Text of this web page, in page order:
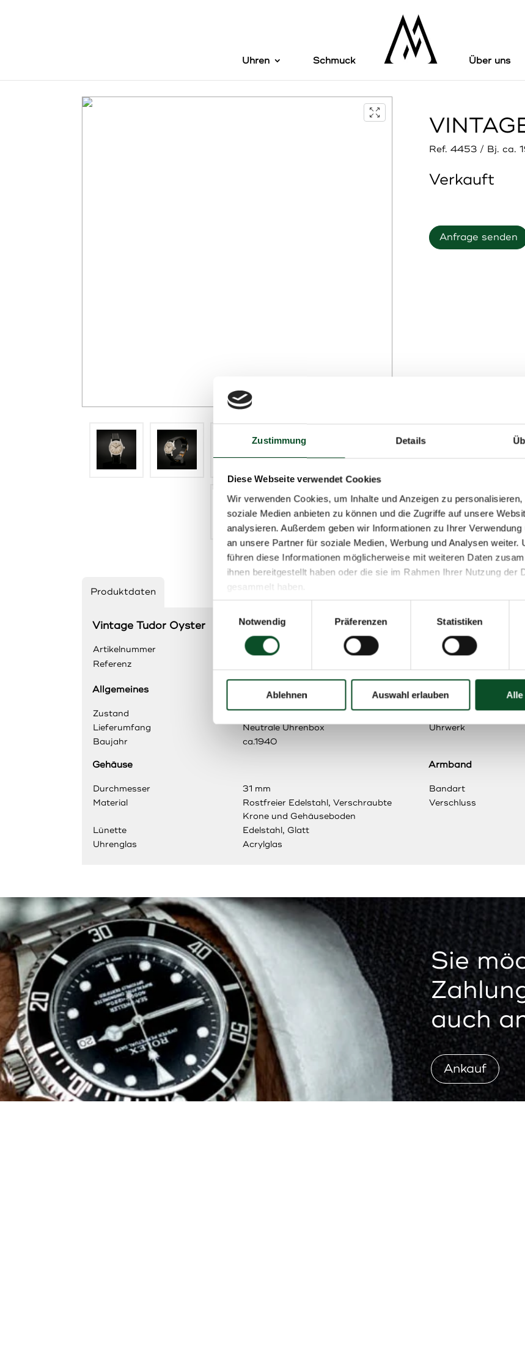
Zustimmung Details
Diese Webseite verwendet Cookies
Wir verwenden Cookies, um Inhalte und Anzeigen zu
soziale Medien anbieten zu können und die Zugriffe auf unsere
analysieren. Außerdem geben wir Informationen zu Ihrer
an unsere Partner für soziale Medien, Werbung und Analysen weiter.
führen diese Informationen möglicherweise mit weiteren Daten
ihnen bereitgestellt haben oder die sie im Rahmen Ihrer Nutzung der
gesammelt haben.
Notwendig
Präferenzen Statistiken
Ablehnen Auswahl erlauben Alle
Uhren Schmuck Über uns
Ref. 4453 / Bj. ca.
Verkauft
Anfrage senden
Produktdaten
Vintage Tudor Oyster
Artikelnummer
R3244-0122
Referenz
Allgemeines
Zustand
Vintage
Lieferumfang
Neutrale Uhrenbox
Baujahr
ca.1940
Technische Merkmale
Technische
Uhrwerk
Gehäuse
Durchmesser
31 mm
Material
Rostfreier Edelstahl, Verschraubte
Krone und Gehäuseboden
Lünette
Edelstahl, Glatt
Uhrenglas
Acrylglas
Armband
Bandart
Verschluss
Sie
auch
Ankauf